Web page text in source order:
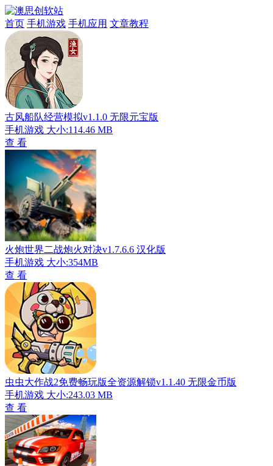
首页 手机游戏 手机应用 文章教程
古风船队经营模拟v1.1.0 无限元宝版
手机游戏 大小:114.46 MB
查 看
火炮世界二战炮火对决v1.7.6.6 汉化版
手机游戏 大小:354MB
查 看
虫虫大作战2免费畅玩版全资源解锁v1.1.40 无限金币版
手机游戏 大小:243.03 MB
查 看